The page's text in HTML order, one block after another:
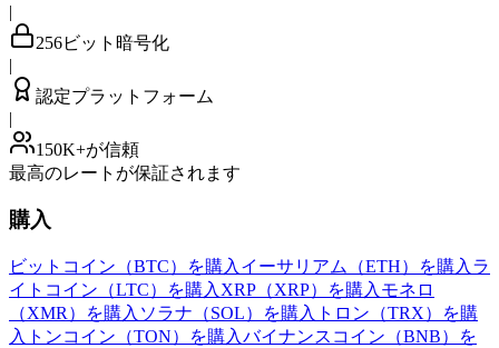
|
256ビット暗号化
|
認定プラットフォーム
|
150K+が信頼
最高のレートが保証されます
購入
ビットコイン（BTC）を購入 イーサリアム（ETH）を購入 ラ
イトコイン（LTC）を購入 XRP（XRP）を購入 モネロ
（XMR）を購入 ソラナ（SOL）を購入 トロン（TRX）を購
入 トンコイン（TON）を購入バイナンスコイン（BNB）を